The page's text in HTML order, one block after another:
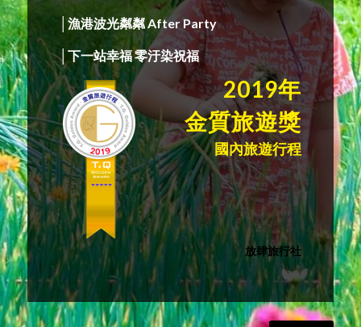
│漁港波光粼粼 After Party
│下一站幸福 零汙染祝福
2019年
金質旅遊獎
國內旅遊行程
放肆旅行社